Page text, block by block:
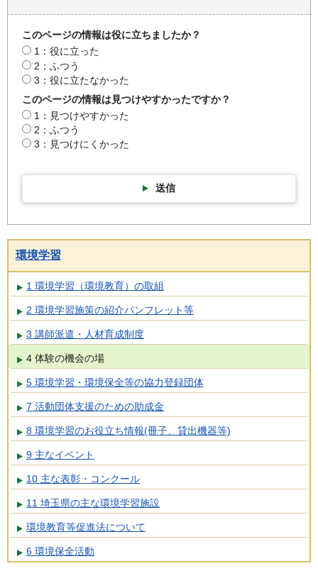
このページの情報は役に立ちましたか？
1：役に立った
2：ふつう
3：役に立たなかった
このページの情報は見つけやすかったですか？
1：見つけやすかった
2：ふつう
3：見つけにくかった
送信
環境学習
1 環境学習（環境教育）の取組
2 環境学習施策の紹介パンフレット等
3 講師派遣・人材育成制度
4 体験の機会の場
5 環境学習・環境保全等の協力登録団体
7 活動団体支援のための助成金
8 環境学習のお役立ち情報(冊子、貸出機器等)
9 主なイベント
10 主な表彰・コンクール
11 埼玉県の主な環境学習施設
環境教育等促進法について
6 環境保全活動